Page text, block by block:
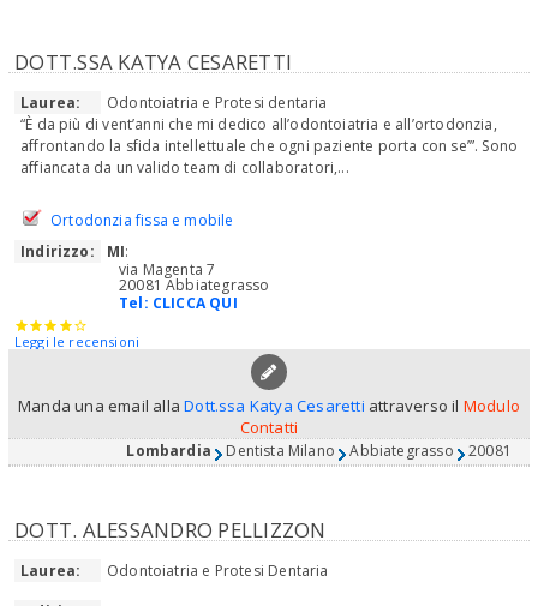
DOTT.SSA KATYA CESARETTI
Laurea:
Odontoiatria e Protesi dentaria
“È da più di vent’anni che mi dedico all’odontoiatria e all’ortodonzia,
affrontando la sfida intellettuale che ogni paziente porta con se’”. Sono
affiancata da un valido team di collaboratori,...
Ortodonzia fissa e mobile
Indirizzo:
MI:
via Magenta 7
20081 Abbiategrasso
Tel: CLICCA QUI
Leggi le recensioni
Manda una email allaDott.ssa Katya Cesaretti attraverso il Modulo
Contatti
Lombardia Dentista Milano Abbiategrasso 20081
DOTT. ALESSANDRO PELLIZZON
Laurea:
Odontoiatria e Protesi Dentaria